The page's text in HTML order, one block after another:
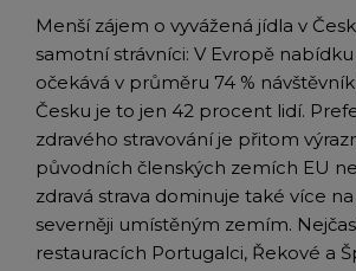
Menší zájem o vyvážená jídla v
samotní strávníci: V Evropě
očekává v průměru 74 %
Česku je to jen 42 procent lidí.
zdravého stravování je přitom
původních členských zemích EU
zdravá strava dominuje také více
severněji umístěným zemím.
restauracích Portugalci, Řekové a